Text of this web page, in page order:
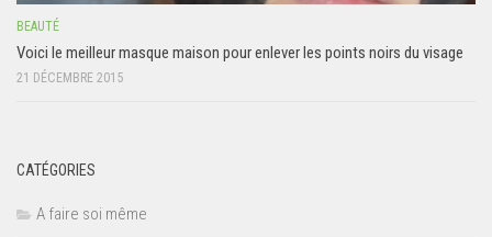
BEAUTÉ
Voici le meilleur masque maison pour enlever les points noirs du visage
21 DÉCEMBRE 2015
CATÉGORIES
A faire soi même